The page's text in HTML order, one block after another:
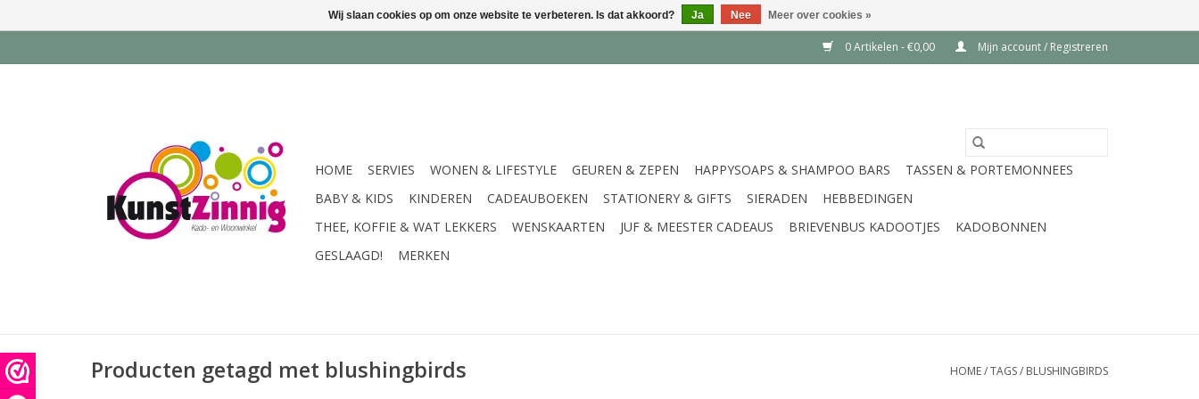
0 Artikelen - €0,00 Mijn account / Registreren
HOME SERVIES WONEN & LIFESTYLE GEUREN & ZEPEN HAPPYSOAPS & SHAMPOO BARS
TASSEN & PORTEMONNEES
BABY & KIDS
KINDEREN CADEAUBOEKEN STATIONERY & GIFTS SIERADEN
HEBBEDINGEN
THEE, KOFFIE & WAT LEKKERS
WENSKAARTEN JUF & MEESTER CADEAUS BRIEVENBUS KADOOTJES
KADOBONNEN
GESLAAGD!
MERKEN
Producten getagd met blushingbirds HOME/TAGS/ BLUSHINGBIRDS
Wij slaan cookies op om onze website te verbeteren. Is dat akkoord? Ja Nee Meer over cookies »